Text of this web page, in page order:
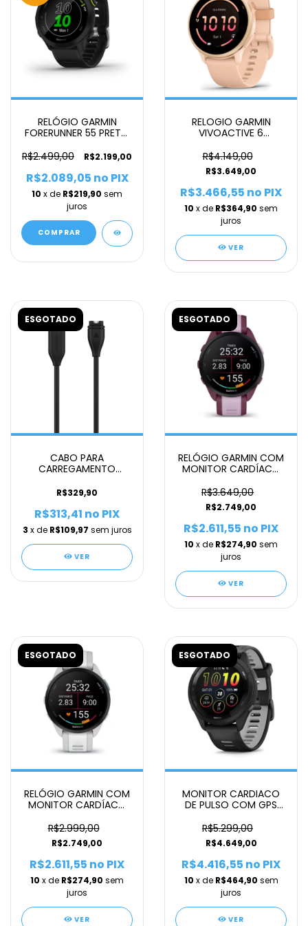
RELÓGIO GARMIN
FORERUNNER 55 PRETO
CARDÍACO DE PULSO
R$2.499,00 R$2.199,00
10 x de R$219,90 sem
juros
R$2.089,05 no PIX
RELOGIO GARMIN
VIVOACTIVE 6
COM GPS ROSA
R$4.149,00
R$3.649,00
10 x de R$364,90 sem
juros
R$3.466,55 no PIX
VER
ESGOTADO
CABO PARA
CARREGAMENTO
7/6/5/FR 55/45/SWIM
PLUS/2 SQ
R$329,90
3 x de R$109,97 sem juros
R$313,41 no PIX
VER
ESGOTADO
RELÓGIO GARMIN COM
MONITOR CARDÍACO
FORERUNNER 165 MUSIC
UNISSEX
R$3.649,00
R$2.749,00
10 x de R$274,90 sem
juros
R$2.611,55 no PIX
VER
ESGOTADO
RELÓGIO GARMIN COM
MONITOR CARDÍACO
FORERUNNER 165
UNISSEX
R$2.999,00
R$2.749,00
10 x de R$274,90 sem
juros
R$2.611,55 no PIX
VER
ESGOTADO
MONITOR CARDIACO
DE PULSO COM GPS
265 MUSIC UNISSEX
R$5.299,00
R$4.649,00
10 x de R$464,90 sem
juros
R$4.416,55 no PIX
VER